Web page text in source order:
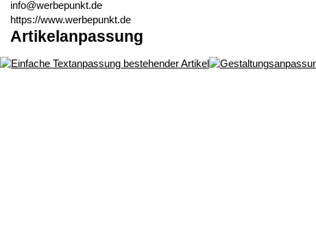
info@werbepunkt.de
https://www.werbepunkt.de
Artikelanpassung